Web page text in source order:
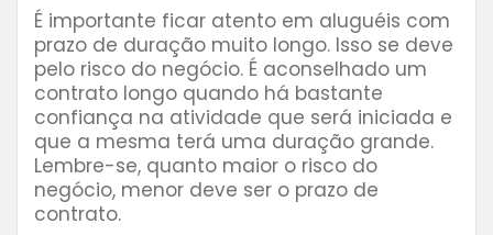
É importante ficar atento em aluguéis com
prazo de duração muito longo. Isso se deve
pelo risco do negócio. É aconselhado um
contrato longo quando há bastante
confiança na atividade que será iniciada e
que a mesma terá uma duração grande.
Lembre-se, quanto maior o risco do
negócio, menor deve ser o prazo de
contrato.